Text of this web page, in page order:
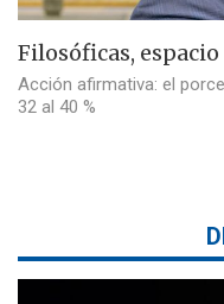
Filosóficas,
Acción afirmativa: el
32 al 40 %